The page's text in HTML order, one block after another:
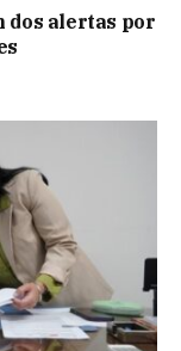
dos alertas por